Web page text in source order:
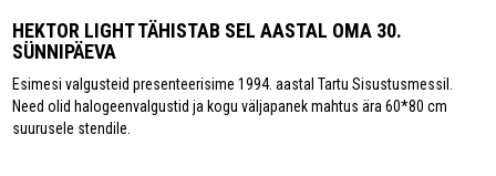
HEKTOR LIGHT TÄHISTAB SEL AASTAL OMA 30.
SÜNNIPÄEVA
Esimesi valgusteid presenteerisime 1994. aastal Tartu Sisustusmessil.
Need olid halogeenvalgustid ja kogu väljapanek mahtus ära 60*80 cm
suurusele stendile.